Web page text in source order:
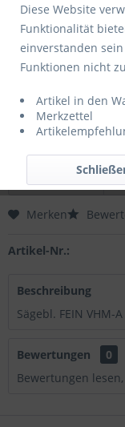
0,00 € *
Inhalt: 1 Stück
zzgl. MwSt.zzgl.
Merken
Artikel-Nr.:
Beschreibung
Sägebl. FEIN VHM-
Bewertungen
0
Bewertungen
Diese Website
Funktionalität
einverstanden
Funktionen nicht
Artikel in den
Merkzettel